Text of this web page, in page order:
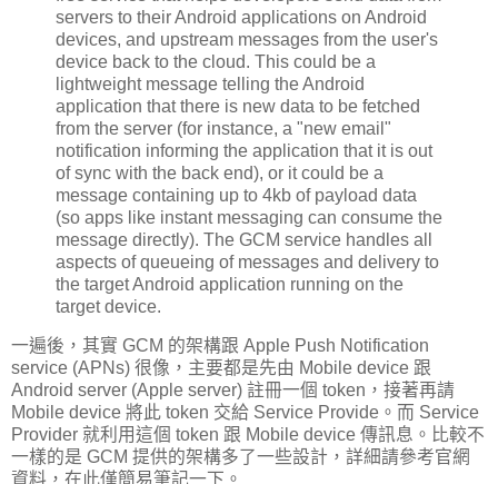
servers to their Android applications on Android
devices, and upstream messages from the user's
device back to the cloud. This could be a
lightweight message telling the Android
application that there is new data to be fetched
from the server (for instance, a "new email"
notification informing the application that it is out
of sync with the back end), or it could be a
message containing up to 4kb of payload data
(so apps like instant messaging can consume the
message directly). The GCM service handles all
aspects of queueing of messages and delivery to
the target Android application running on the
target device.
一遍後，其實 GCM 的架構跟 Apple Push Notification
service (APNs) 很像，主要都是先由 Mobile device 跟
Android server (Apple server) 註冊一個 token，接著再請
Mobile device 將此 token 交給 Service Provide。而 Service
Provider 就利用這個 token 跟 Mobile device 傳訊息。比較不
一樣的是 GCM 提供的架構多了一些設計，詳細請參考官網
資料，在此僅簡易筆記一下。